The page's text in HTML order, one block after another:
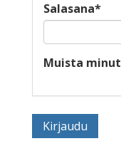
Salasana*
Muista minut